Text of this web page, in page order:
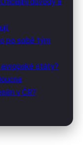
po sobě tým
evropské státy?
v ČR?